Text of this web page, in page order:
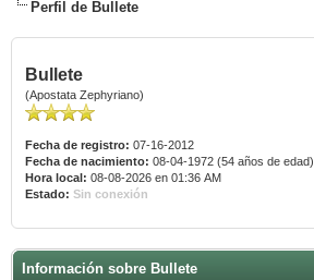
Perfil de Bullete
Bullete
(Apostata Zephyriano)
Fecha de registro: 07-16-2012
Fecha de nacimiento: 08-04-1972 (54 años de edad)
Hora local: 08-08-2026 en 01:36 AM
Estado: Sin conexión
Información sobre Bullete